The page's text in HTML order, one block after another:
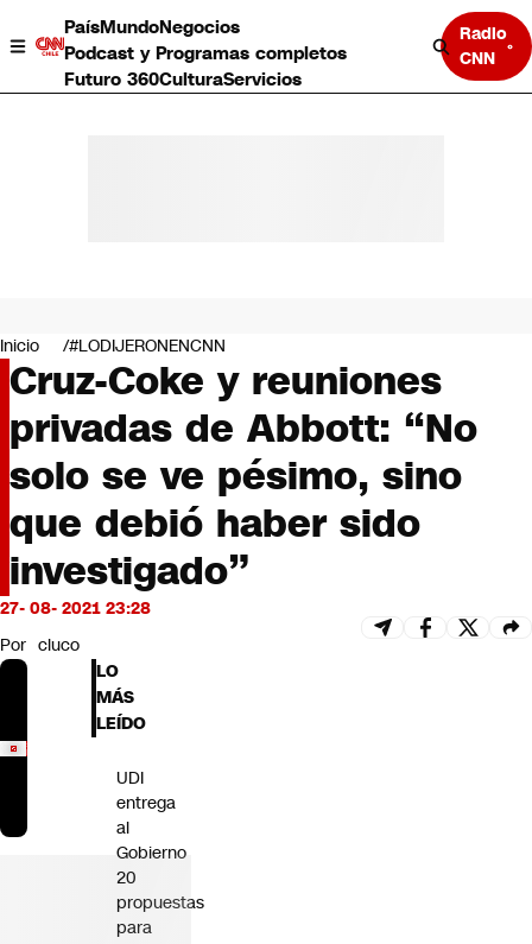
PaísMundoNegocios
Podcast y Programas completos
Futuro 360CulturaServicios
Radio
CNN
Negocios
Deportes
Programas completos
Cultura
Servicios
Bits
CNN tiempo
Futuro 360
Opinión
Inicio #LODIJERONENCNN
Cruz-Coke y reuniones
privadas de Abbott: “No
solo se ve pésimo, sino
que debió haber sido
investigado”
27- 08- 2021 23:28
Por cluco
LO
MÁS
LEÍDO
UDI
entrega
al
Gobierno
20
propuestas
para